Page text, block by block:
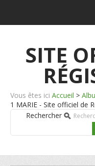
SITE
Vous êtes ici Accueil >
1 MARIE - Site officiel de
Rechercher